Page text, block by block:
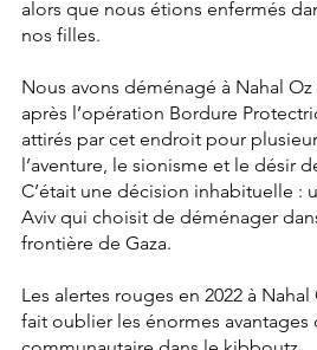
alors que nous étions enfermés
nos filles.
Nous avons déménagé à Nahal
après l’opération Bordure
attirés par cet endroit pour
l’aventure, le sionisme et le désir
C’était une décision inhabituelle :
Aviv qui choisit de déménager
frontière de Gaza.
Les alertes rouges en 2022 à
fait oublier les énormes avantages